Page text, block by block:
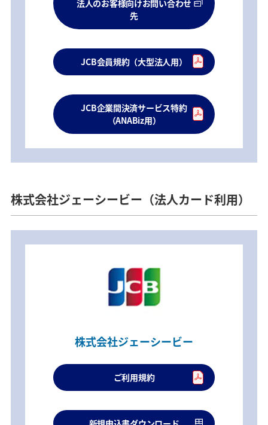
法人のお客様向けお問い合わせ
先
JCB会員規約（大型法人用）
JCB企業間決済サービス特約
（ANABiz用）
株式会社ジェーシービー（法人カード利用）
株式会社ジェーシービー
ご利用規約